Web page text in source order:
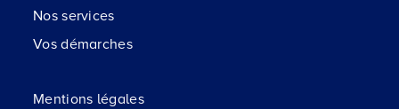
Nos services
Vos démarches
Mentions légales